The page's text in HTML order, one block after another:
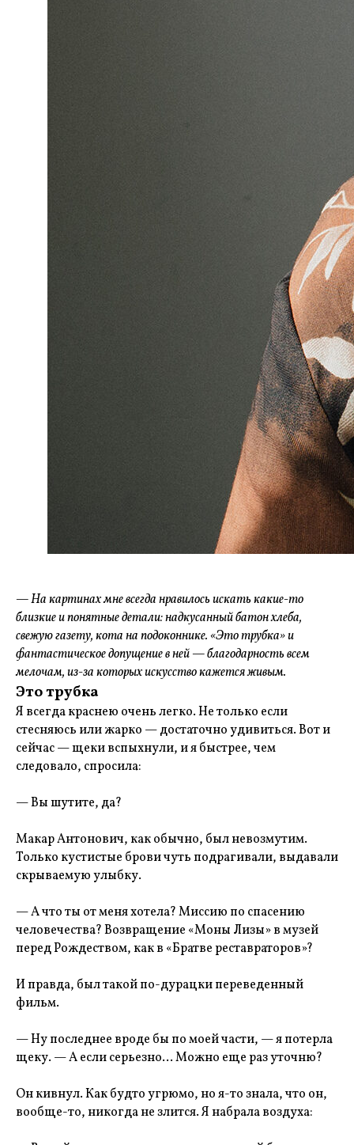
— На картинах мне всегда нравилось искать какие-то
близкие и понятные детали: надкусанный батон хлеба,
свежую газету, кота на подоконнике. «Это трубка» и
фантастическое допущение в ней — благодарность всем
мелочам, из-за которых искусство кажется живым.
Это трубка
Я всегда краснею очень легко. Не только если
стесняюсь или жарко — достаточно удивиться. Вот и
сейчас — щеки вспыхнули, и я быстрее, чем
следовало, спросила:
— Вы шутите, да?
Макар Антонович, как обычно, был невозмутим.
Только кустистые брови чуть подрагивали, выдавали
скрываемую улыбку.
— А что ты от меня хотела? Миссию по спасению
человечества? Возвращение «Моны Лизы» в музей
перед Рождеством, как в «Братве реставраторов»?
И правда, был такой по-дурацки переведенный
фильм.
— Ну последнее вроде бы по моей части, — я потерла
щеку. — А если серьезно… Можно еще раз уточню?
Он кивнул. Как будто угрюмо, но я-то знала, что он,
вообще-то, никогда не злится. Я набрала воздуха: